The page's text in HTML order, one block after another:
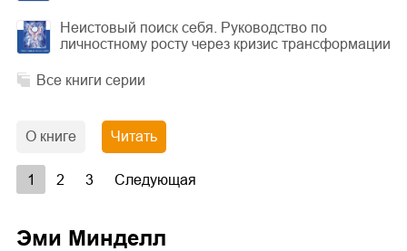
Неистовый поиск себя. Руководство по
личностному росту через кризис трансформации
Все книги серии
О книге Читать
1 2 3 Следующая
Эми Минделл